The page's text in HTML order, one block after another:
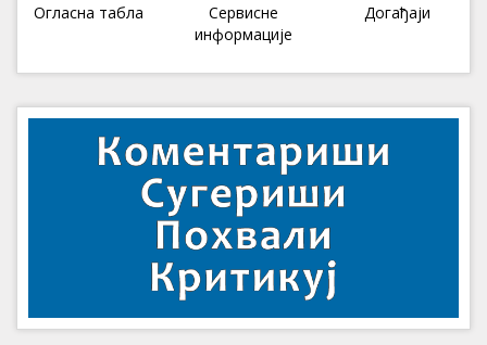
Огласна табла
Сервисне
информације
Догађаји